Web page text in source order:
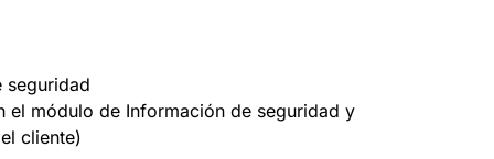
seguridad
el módulo de Información de seguridad y
cliente)